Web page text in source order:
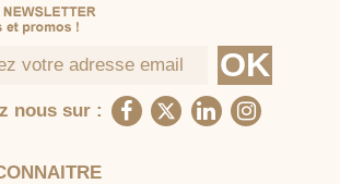
nous sur :